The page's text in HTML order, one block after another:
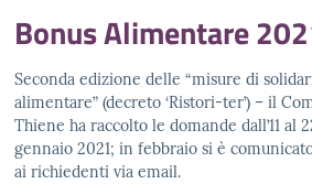
Bonus Alimentare
Seconda edizione delle “misure di
alimentare” (decreto ‘Ristori-ter’) – il
Thiene ha raccolto le domande dall’11 al
gennaio 2021; in febbraio si è
ai richiedenti via email.